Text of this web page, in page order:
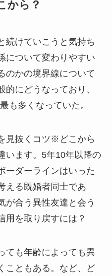
から？
続けていこうと気持ち
について変わりやすい
のかの境界線について
にどうなっており、
も多くなっていた。
見抜くコツ※どこから
います。5年10年以降の
ーダーラインはいった
える既婚者同士であ
が合う異性友達と会う
用を取り戻すには？
ても年齢によっても異
こともある。など、ど